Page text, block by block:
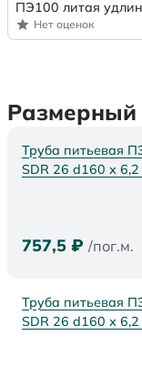
ПЭ100 литая
Нет оценок
Размерный
Труба питьевая
SDR 26 d160 х
757,5 ₽ /пог.м.
Труба питьевая
SDR 26 d160 х